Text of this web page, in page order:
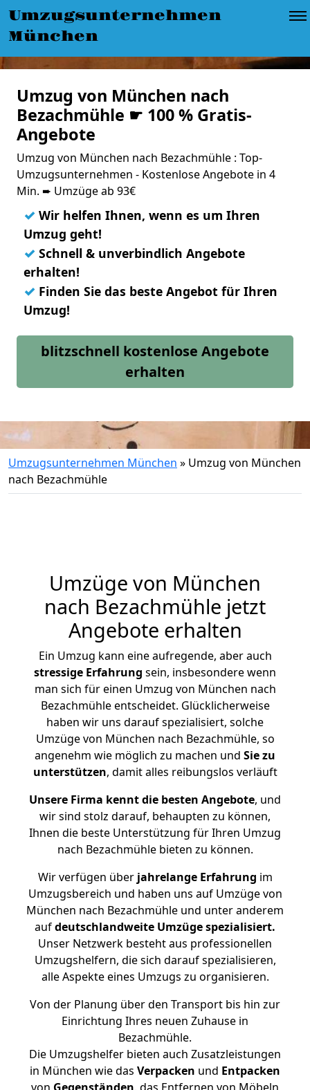
Umzugsunternehmen
München
Umzug von München nach
Bezachmühle ☛ 100 % Gratis-
Angebote
Umzug von München nach Bezachmühle : Top-
Umzugsunternehmen - Kostenlose Angebote in 4
Min. ➨ Umzüge ab 93€
✓ Wir helfen Ihnen, wenn es um Ihren
Umzug geht!
✓ Schnell & unverbindlich Angebote
erhalten!
✓ Finden Sie das beste Angebot für Ihren
Umzug!
blitzschnell kostenlose Angebote
erhalten
Umzugsunternehmen München » Umzug von München
nach Bezachmühle
Umzüge von München
nach Bezachmühle jetzt
Angebote erhalten
Ein Umzug kann eine aufregende, aber auch
stressige Erfahrung sein, insbesondere wenn
man sich für einen Umzug von München nach
Bezachmühle entscheidet. Glücklicherweise
haben wir uns darauf spezialisiert, solche
Umzüge von München nach Bezachmühle, so
angenehm wie möglich zu machen und Sie zu
unterstützen, damit alles reibungslos verläuft
Unsere Firma kennt die besten Angebote, und
wir sind stolz darauf, behaupten zu können,
Ihnen die beste Unterstützung für Ihren Umzug
nach Bezachmühle bieten zu können.
Wir verfügen überjahrelange Erfahrung im
Umzugsbereich und haben uns auf Umzüge von
München nach Bezachmühle und unter anderem
aufdeutschlandweite Umzüge spezialisiert.
Unser Netzwerk besteht aus professionellen
Umzugshelfern, die sich darauf spezialisieren,
alle Aspekte eines Umzugs zu organisieren.
Von der Planung über den Transport bis hin zur
Einrichtung Ihres neuen Zuhause in
Bezachmühle.
Die Umzugshelfer bieten auch Zusatzleistungen
in München wie das Verpacken und Entpacken